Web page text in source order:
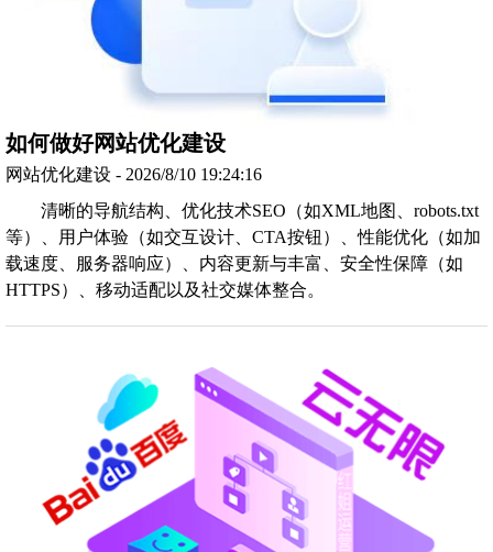
如何做好网站优化建设
网站优化建设 - 2026/8/10 19:24:16
清晰的导航结构、优化技术SEO（如XML地图、robots.txt
等）、用户体验（如交互设计、CTA按钮）、性能优化（如加
载速度、服务器响应）、内容更新与丰富、安全性保障（如
HTTPS）、移动适配以及社交媒体整合。